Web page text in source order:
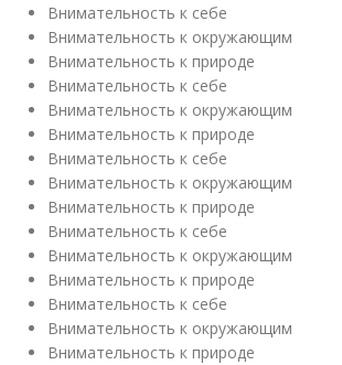
Внимательность к себе
Внимательность к окружающим
Внимательность к природе
Внимательность к себе
Внимательность к окружающим
Внимательность к природе
Внимательность к себе
Внимательность к окружающим
Внимательность к природе
Внимательность к себе
Внимательность к окружающим
Внимательность к природе
Внимательность к себе
Внимательность к окружающим
Внимательность к природе